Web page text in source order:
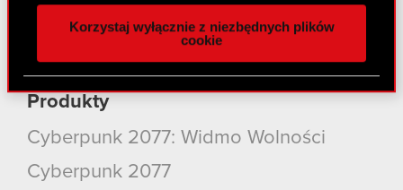
naszej witrynie. Informacje o tym, jak korzystasz
z naszej witryny, udostępniamy partnerom
Partnerzy mogą połączyć te informacje z innymi
danymi otrzymanymi od Ciebie lub uzyskanymi
podczas korzystania z ich usług. Kontynuując
korzystanie z naszej witryny, zgadasz się na
Korzystaj wyłącznie z niezbędnych plików
cookie
Kontakt
Szukaj
Produkty
Cyberpunk 2077: Widmo Wolności
Cyberpunk 2077